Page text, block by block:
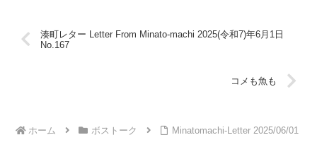
湊町レター Letter From Minato-machi 2025(令和7)年6月1日
No.167
コメも魚も
ホーム ボストーク Minatomachi-Letter 2025/06/01